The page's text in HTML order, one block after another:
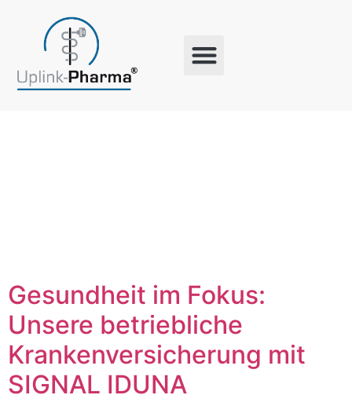
Gesundheit im Fokus:
Unsere betriebliche
Krankenversicherung mit
SIGNAL IDUNA